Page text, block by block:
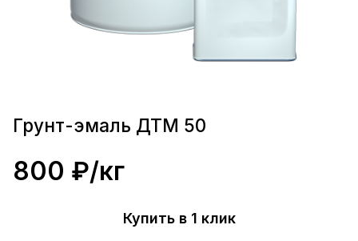
Грунт-эмаль ДТМ 50
800 ₽/кг
Купить в 1 клик